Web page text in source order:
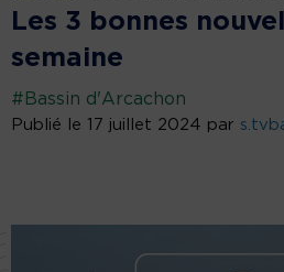
Les 3 bonnes
semaine
#Bassin d'Arcachon
Publié le 17 juillet 2024 par